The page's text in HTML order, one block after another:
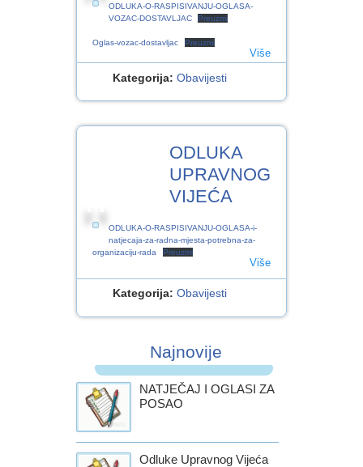
ODLUKA-O-RASPISIVANJU-OGLASA-
VOZAC-DOSTAVLJAC
Preuzmi
Oglas-vozac-dostavljac Preuzmi
Više
Kategorija: Obavijesti
ODLUKA
UPRAVNOG
VIJEĆA
ODLUKA-O-RASPISIVANJU-OGLASA-i-
natjecaja-za-radna-mjesta-potrebna-za-
organizaciju-rada
Preuzmi
Više
Kategorija: Obavijesti
Najnovije
NATJEČAJ I OGLASI ZA
POSAO
Odluke Upravnog Vijeća